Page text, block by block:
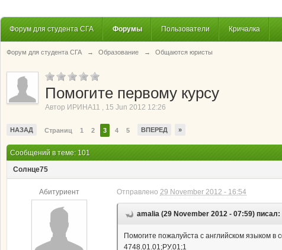
Форум для студента СГА Форумы Пользователи Кричалка
Форум для студента СГА → Образование → Общаются юристы
Помогите первому курсу
Автор ИРИНА11 , 15 Jun 2012 12:26
НАЗАД Страниц 1 2 3 4 5 ВПЕРЕД »
Сообщений в теме: 101
Солнце75
Абитуриент Отправлено 29 November 2012 - 16:54
amalia (29 November 2012 - 07:59) писал:
Помогите пожалуйста с английском языком в
4748.01.01;РУ.01;1